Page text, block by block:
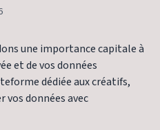
une importance capitale à
et de vos données
dédiée aux créatifs,
vos données avec